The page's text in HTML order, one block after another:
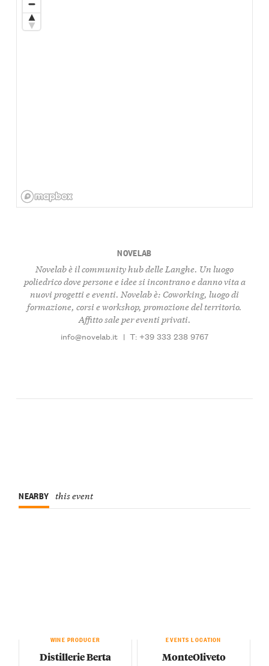
NOVELAB
Novelab è il community hub delle Langhe. Un luogo
poliedrico dove persone e idee si incontrano e danno vita a
nuovi progetti e eventi. Novelab è: Coworking, luogo di
formazione, corsi e workshop, promozione del territorio.
Affitto sale per eventi privati.
info@novelab.it | T: +39 333 238 9767
NEARBY this event
WINE PRODUCER
Distillerie Berta
EVENTS LOCATION
MonteOliveto